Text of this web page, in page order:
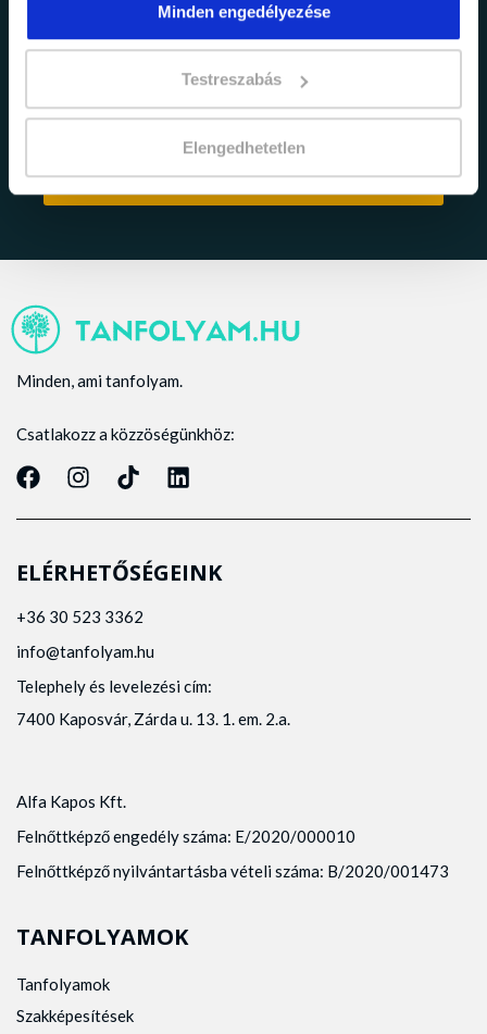
Minden engedélyezése
Testreszabás
Elengedhetetlen
foglaltakat.
Minden, ami tanfolyam.
Csatlakozz a közzöségünkhöz:
ELÉRHETŐSÉGEINK
+36 30 523 3362
info@tanfolyam.hu
Telephely és levelezési cím:
7400 Kaposvár, Zárda u. 13. 1. em. 2.a.
Alfa Kapos Kft.
Felnőttképző engedély száma: E/2020/000010
Felnőttképző nyilvántartásba vételi száma: B/2020/001473
TANFOLYAMOK
Tanfolyamok
Szakképesítések